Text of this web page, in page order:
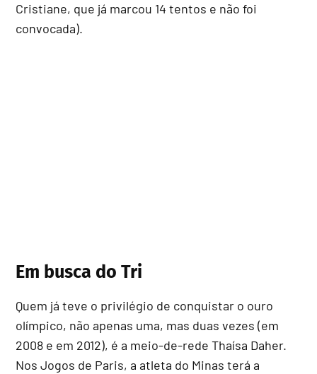
Cristiane, que já marcou 14 tentos e não foi
convocada).
Em busca do Tri
Quem já teve o privilégio de conquistar o ouro
olímpico, não apenas uma, mas duas vezes (em
2008 e em 2012), é a meio-de-rede Thaísa Daher.
Nos Jogos de Paris, a atleta do Minas terá a